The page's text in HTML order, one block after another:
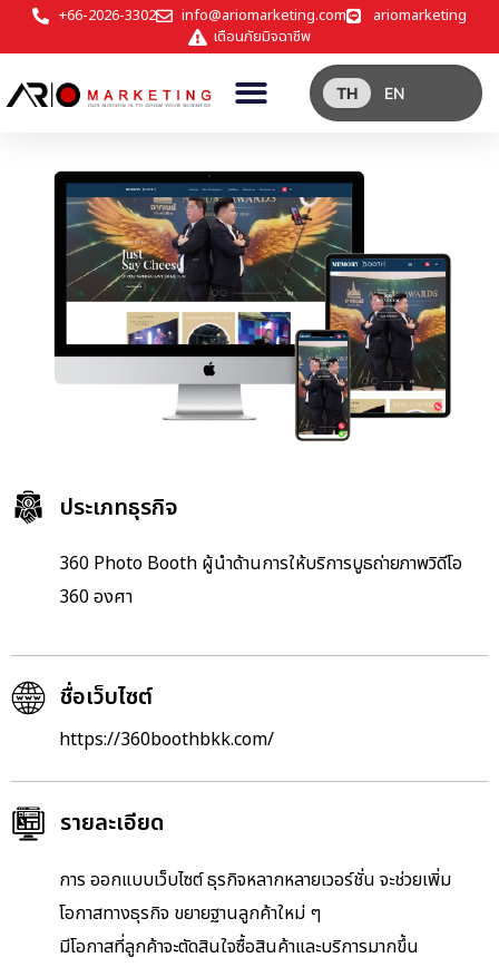
+66-2026-3302 info@ariomarketing.com
ariomarketing
เตือนภัยมิจฉาชีพ
TH EN
ประเภทธุรกิจ
360 Photo Booth ผู้นำด้านการให้บริการบูธถ่ายภาพวิดีโอ
360 องศา
ชื่อเว็บไซต์
https://360boothbkk.com/
รายละเอียด
การ ออกแบบเว็บไซต์ ธุรกิจหลากหลายเวอร์ชั่น จะช่วยเพิ่ม
โอกาสทางธุรกิจ ขยายฐานลูกค้าใหม่ ๆ
มีโอกาสที่ลูกค้าจะตัดสินใจซื้อสินค้าและบริการมากขึ้น